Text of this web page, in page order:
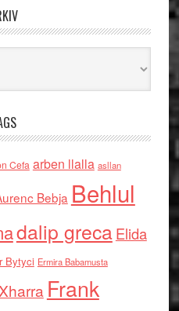
Cefa arben llalla asllan
Bebja Behlul
dalip grecaElida
Bytyci Ermira Babamusta
Frank